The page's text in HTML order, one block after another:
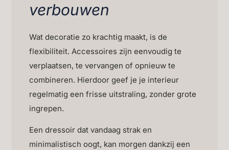
verbouwen
Wat decoratie zo krachtig maakt, is de
flexibiliteit. Accessoires zijn eenvoudig te
verplaatsen, te vervangen of opnieuw te
combineren. Hierdoor geef je je interieur
regelmatig een frisse uitstraling, zonder grote
ingrepen.
Een dressoir dat vandaag strak en
minimalistisch oogt, kan morgen dankzij een